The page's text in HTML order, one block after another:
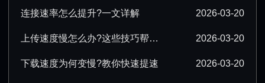
连接速率怎么提升?一文详解 2026-03-20
上传速度慢怎么办?这些技巧帮你提速 2026-03-20
下载速度为何变慢?教你快速提速 2026-03-20